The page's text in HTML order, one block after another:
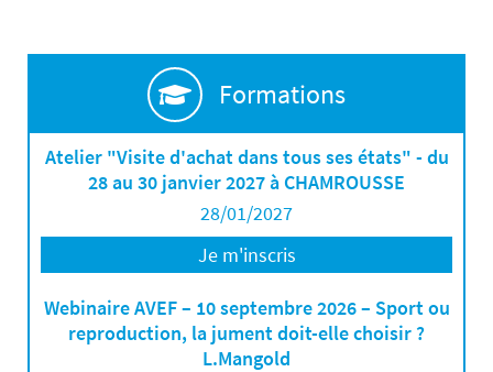
Formations
Atelier "Visite d'achat dans tous ses états" - du
28 au 30 janvier 2027 à CHAMROUSSE
28/01/2027
Je m'inscris
Webinaire AVEF – 10 septembre 2026 – Sport ou
reproduction, la jument doit-elle choisir ?
L.Mangold